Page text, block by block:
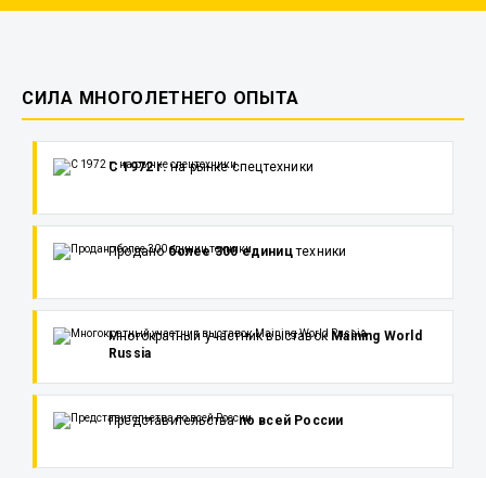
СИЛА МНОГОЛЕТНЕГО ОПЫТА
С 1972 г.на рынке спецтехники
Проданоболее 300 едиництехники
Многократный участник выставок Maining World
Russia
Представительствапо всей России